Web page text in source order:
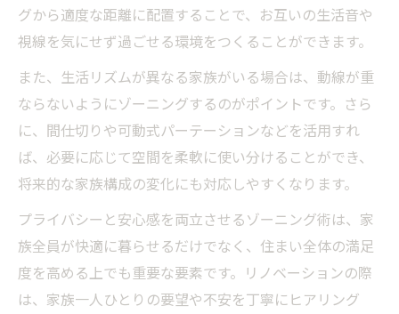
グから適度な距離に配置することで、お互いの生活音や
視線を気にせず過ごせる環境をつくることができます。
また、生活リズムが異なる家族がいる場合は、動線が重
ならないようにゾーニングするのがポイントです。さら
に、間仕切りや可動式パーテーションなどを活用すれ
ば、必要に応じて空間を柔軟に使い分けることができ、
将来的な家族構成の変化にも対応しやすくなります。
プライバシーと安心感を両立させるゾーニング術は、家
族全員が快適に暮らせるだけでなく、住まい全体の満足
度を高める上でも重要な要素です。リノベーションの際
は、家族一人ひとりの要望や不安を丁寧にヒアリング